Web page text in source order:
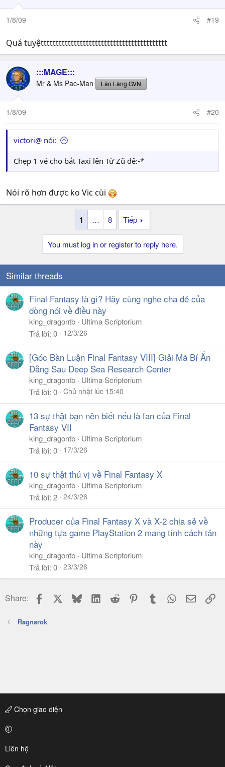
1/8/09 #19
Quá tuyệtttttttttttttttttttttttttttttttttttttttttt
:::MAGE:::
Mr & Ms Pac-Man Lão Làng GVN
1/8/09 #20
victori@ nói:
Chẹp 1 vé cho bắt Taxi lên Từ Zũ đê:-*
Nói rõ hơn được ko Vic cùi
1 … 8 Tiếp
You must log in or register to reply here.
Similar threads
Final Fantasy là gì? Hãy cùng nghe cha đẻ của
dòng nói về điều này
king_dragontb
Ultima Scriptorium
Trả lời 0 12/3/26
[Góc Bàn Luận Final Fantasy VIII] Giải Mã Bí Ẩn
Đằng Sau Deep Sea Research Center
king_dragontb
Ultima Scriptorium
Trả lời 0 Chủ nhật lúc 15:40
13 sự thật bạn nên biết nếu là fan của Final
Fantasy VII
king_dragontb
Ultima Scriptorium
Trả lời 0 17/3/26
10 sự thật thú vị về Final Fantasy X
king_dragontb
Ultima Scriptorium
Trả lời 2 24/3/26
Producer của Final Fantasy X và X-2 chia sẻ về
những tựa game PlayStation 2 mang tính cách tân
này
king_dragontb
Ultima Scriptorium
Trả lời 0 23/3/26
Share: Facebook BlueskyLinkedIn
Reddit PinterestTumblr WhatsApp
Email
Ragnarok
Chọn giao diện
Liên hệ